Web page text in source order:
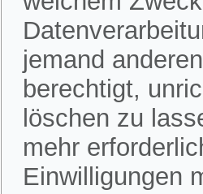
jemand
berechtigt,
löschen zu
mehr
Einwilligungen